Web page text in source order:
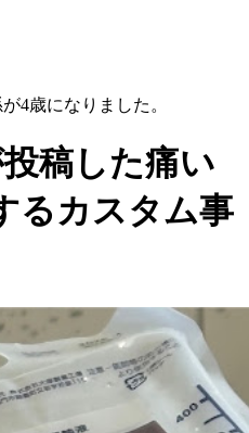
4歳になりました。
稿した痛い
るカスタム事